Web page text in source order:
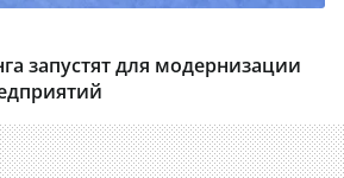
запустят для модернизации